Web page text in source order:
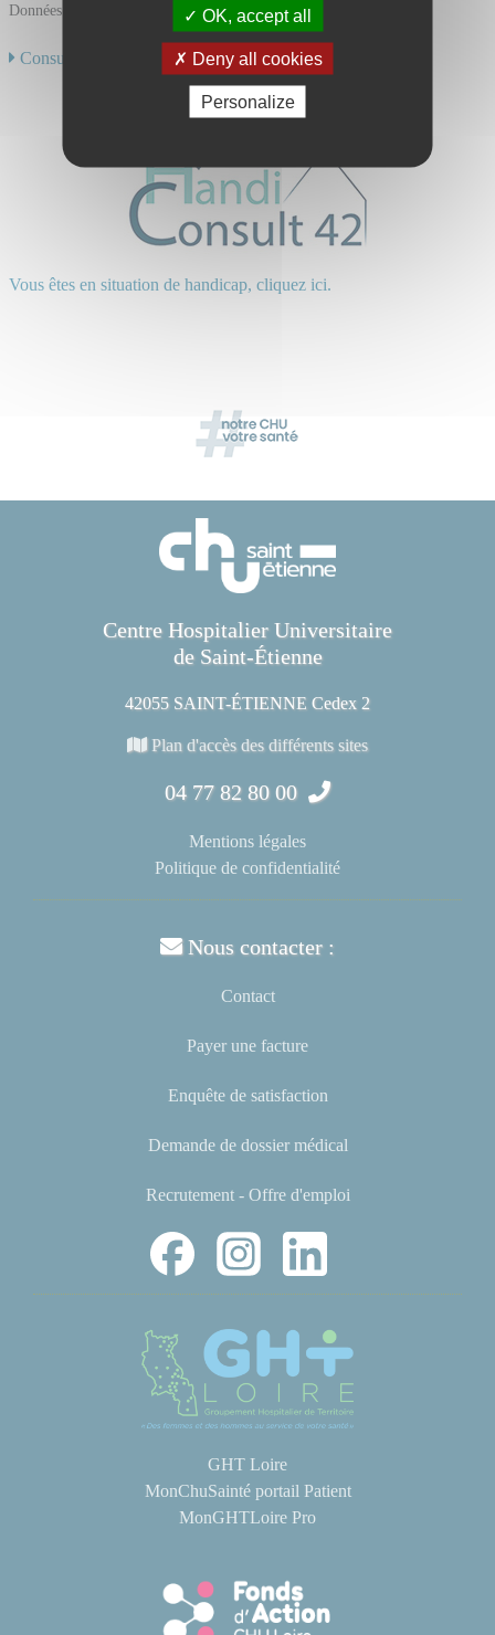
Données mises à jour le 18/06/2024
Consulter toute notre offre de soins
Vous êtes en situation de handicap, cliquez ici.
Centre Hospitalier Universitaire
de Saint-Étienne
42055 SAINT-ÉTIENNE Cedex 2
Plan d'accès des différents sites
04 77 82 80 00
Mentions légales
Politique de confidentialité
Nous contacter :
Contact
Payer une facture
Enquête de satisfaction
Demande de dossier médical
Recrutement - Offre d'emploi
GHT Loire
MonChuSainté portail Patient
MonGHTLoire Pro
OK, accept all
Deny all cookies
Personalize